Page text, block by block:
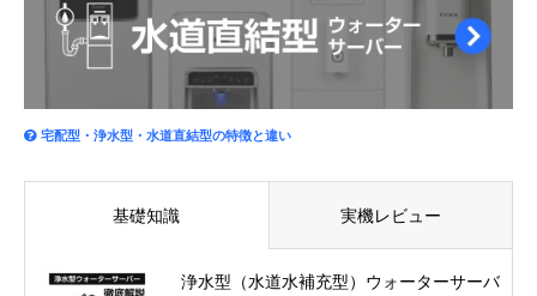
宅配型・浄水型・水道直結型の特徴と違い
基礎知識 実機レビュー
浄水型（水道水補充型）ウォーターサーバ